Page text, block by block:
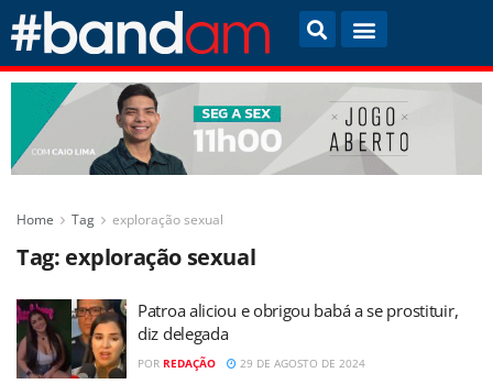
Home Tag exploração sexual
Tag: exploração sexual
Patroa aliciou e obrigou babá a se prostituir,
diz delegada
POR REDAÇÃO 29 DE AGOSTO DE 2024